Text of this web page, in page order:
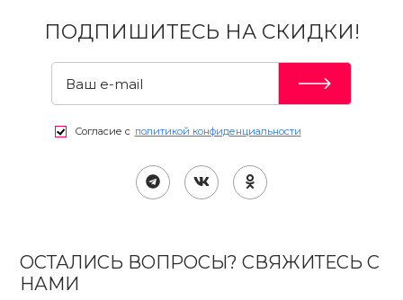
ПОДПИШИТЕСЬ НА СКИДКИ!
Согласие с политикой конфиденциальности
ОСТАЛИСЬ ВОПРОСЫ? СВЯЖИТЕСЬ С
НАМИ